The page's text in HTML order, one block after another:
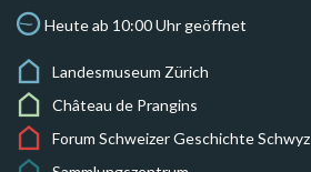
Heute ab 10:00 Uhr geöffnet
Landesmuseum Zürich
Château de Prangins
Forum Schweizer Geschichte Schwyz